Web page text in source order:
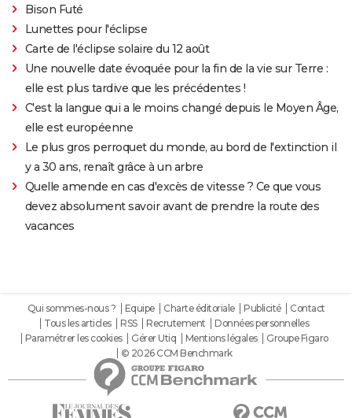
Bison Futé
Lunettes pour l'éclipse
Carte de l'éclipse solaire du 12 août
Une nouvelle date évoquée pour la fin de la vie sur Terre :
elle est plus tardive que les précédentes !
C'est la langue qui a le moins changé depuis le Moyen Âge,
elle est européenne
Le plus gros perroquet du monde, au bord de l'extinction il
y a 30 ans, renaît grâce à un arbre
Quelle amende en cas d'excès de vitesse ? Ce que vous
devez absolument savoir avant de prendre la route des
vacances
Qui sommes-nous ? Equipe Charte éditoriale Publicité
Contact
Tous les articles
RSS Recrutement
Données personnelles
Paramétrer les cookies
Gérer Utiq Mentions légales
Groupe Figaro
© 2026 CCM Benchmark